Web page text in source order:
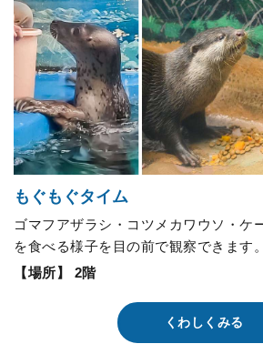
もぐもぐタイム
ゴマフアザラシ・コツメカワウソ・ケ
を食べる様子を目の前で観察できます。
【場所】 2階
くわしくみる